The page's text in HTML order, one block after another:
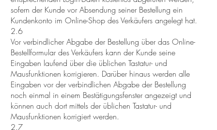
sofern der Kunde vor Absendung seiner Bestellung ein
Kundenkonto im Online-Shop des Verkäufers angelegt hat.
2.6
Vor verbindlicher Abgabe der Bestellung über das Online-
Bestellformular des Verkäufers kann der Kunde seine
Eingaben laufend über die üblichen Tastatur- und
Mausfunktionen korrigieren. Darüber hinaus werden alle
Eingaben vor der verbindlichen Abgabe der Bestellung
noch einmal in einem Bestätigungsfenster angezeigt und
können auch dort mittels der üblichen Tastatur- und
Mausfunktionen korrigiert werden.
2.7